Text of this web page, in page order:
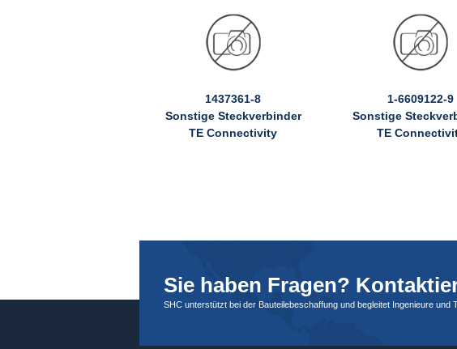
1437361-8
Sonstige Steckverbinder
TE Connectivity
1-6609122-9
Sonstige
TE
Sie haben Fragen?
SHC unterstützt bei der Bauteilebeschaffung und begleitet Ingenieure und